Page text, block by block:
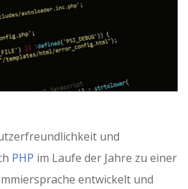
und
PHP im Laufe der Jahre zu einer
entwickelt und